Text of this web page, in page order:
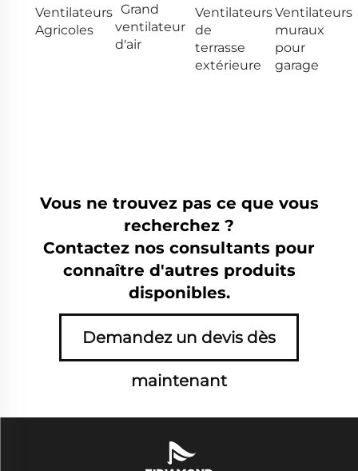
Ventilateurs
Agricoles
Grand
ventilateur
d'air
Ventilateurs
de
terrasse
extérieure
Ventilateurs
muraux
pour
garage
Vous ne trouvez pas ce que vous
recherchez ?
Contactez nos consultants pour
connaître d'autres produits
disponibles.
Demandez un devis dès
maintenant